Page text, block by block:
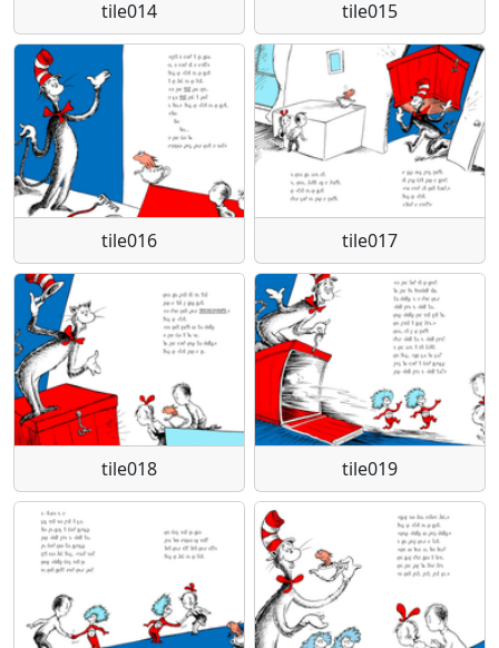
tile014 tile015
tile016 tile017
tile018 tile019